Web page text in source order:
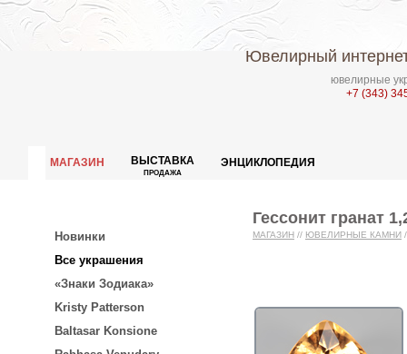
Ювелирный
ювелирные
+7 (343)
МАГАЗИН ВЫСТАВКА
ПРОДАЖА
ЭНЦИКЛОПЕДИЯ
Новинки
Все украшения
«Знаки Зодиака»
Kristy Patterson
Baltasar Konsione
Гессонит гранат
МАГАЗИН // ЮВЕЛИРНЫЕ КАМНИ